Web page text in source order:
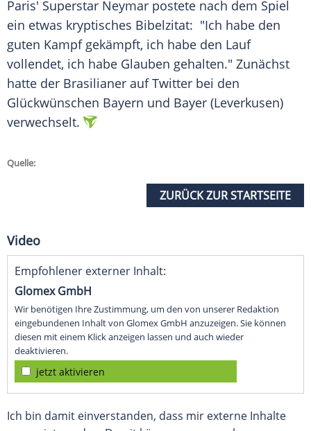
Paris' Superstar Neymar postete nach dem Spiel
ein etwas kryptisches Bibelzitat: "Ich habe den
guten Kampf gekämpft, ich habe den Lauf
vollendet, ich habe Glauben gehalten." Zunächst
hatte der Brasilianer auf Twitter bei den
Glückwünschen Bayern und Bayer (Leverkusen)
verwechselt.
Quelle:
ZURÜCK ZUR STARTSEITE
Video
Empfohlener externer Inhalt:
Glomex GmbH
Wir benötigen Ihre Zustimmung, um den von unserer Redaktion
eingebundenen Inhalt von Glomex GmbH anzuzeigen. Sie können
diesen mit einem Klick anzeigen lassen und auch wieder
deaktivieren.
jetzt aktivieren
Ich bin damit einverstanden, dass mir externe Inhalte